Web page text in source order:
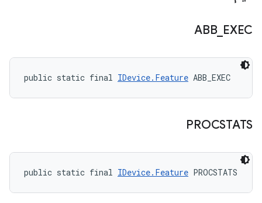
ABB_ EXEC
public static final IDevice.Feature ABB_EXEC
PROCSTATS
public static final IDevice.Feature PROCSTATS